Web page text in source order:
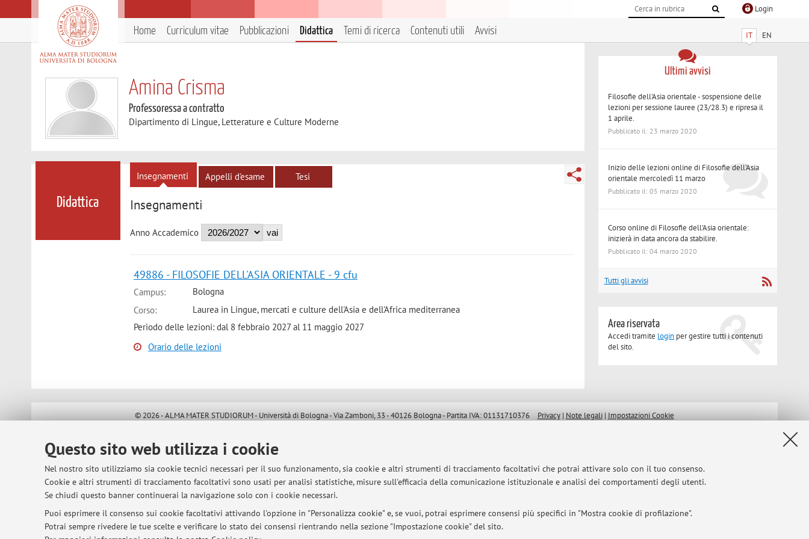
Questo sito web utilizza i cookie
Nel nostro sito utilizziamo sia cookie tecnici necessari per il suo funzionamento, sia cookie e altri strumenti di tracciamento facoltativi che potrai attivare solo con il tuo consenso.
Cookie e altri strumenti di tracciamento facoltativi sono usati per analisi statistiche, misure sull'efficacia della comunicazione istituzionale e analisi dei comportamenti degli utenti.
Se chiudi questo banner continuerai la navigazione solo con i cookie necessari.
Puoi esprimere il consenso sui cookie facoltativi attivando l'opzione in "Personalizza cookie" e, se vuoi, potrai esprimere consensi più specifici in "Mostra cookie di profilazione".
Potrai sempre rivedere le tue scelte e verificare lo stato dei consensi rientrando nella sezione "Impostazione cookie" del sito.
Login
IT EN
Home Curriculum vitae Pubblicazioni Didattica Temi di ricerca Contenuti utili Avvisi
Amina Crisma
Professoressa a contratto
Dipartimento di Lingue, Letterature e Culture Moderne
Didattica
Insegnamenti Appelli d'esame Tesi
Insegnamenti
Anno Accademico
49886 - FILOSOFIE DELL'ASIA ORIENTALE - 9 cfu
Campus:
Bologna
Corso:
Laurea in Lingue, mercati e culture dell'Asia e dell'Africa mediterranea
Periodo delle lezioni: dal 8 febbraio 2027 al 11 maggio 2027
Orario delle lezioni
Ultimi avvisi
Filosofie dell'Asia orientale - sospensione delle
lezioni per sessione lauree (23/28.3) e ripresa il
1 aprile.
Pubblicato il: 23 marzo 2020
Inizio delle lezioni online di Filosofie dell'Asia
orientale mercoledì 11 marzo
Pubblicato il: 05 marzo 2020
Corso online di Filosofie dell'Asia orientale:
inizierà in data ancora da stabilire.
Pubblicato il: 04 marzo 2020
Tutti gli avvisi
Area riservata
Accedi tramite login per gestire tutti i contenuti
del sito.
© 2026 - ALMA MATER STUDIORUM - Università di Bologna - Via Zamboni, 33 - 40126 Bologna - Partita IVA: 01131710376 Privacy| Note legali| Impostazioni Cookie